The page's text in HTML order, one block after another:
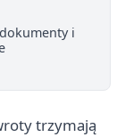
i
trzymają